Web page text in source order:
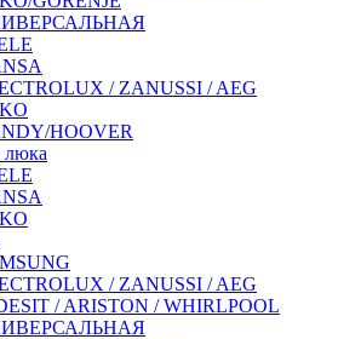
/ ZANUSSI / AEG
HOOVER
/ ZANUSSI / AEG
/ ARISTON / WHIRLPOOL